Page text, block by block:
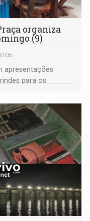
organiza
(9)
apresentações
para os
pais